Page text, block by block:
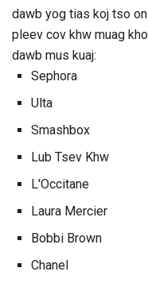
dawb yog tias koj tso
pleev cov khw muag
dawb mus kuaj:
Sephora
Ulta
Smashbox
Lub Tsev Khw
L'Occitane
Laura Mercier
Bobbi Brown
Chanel